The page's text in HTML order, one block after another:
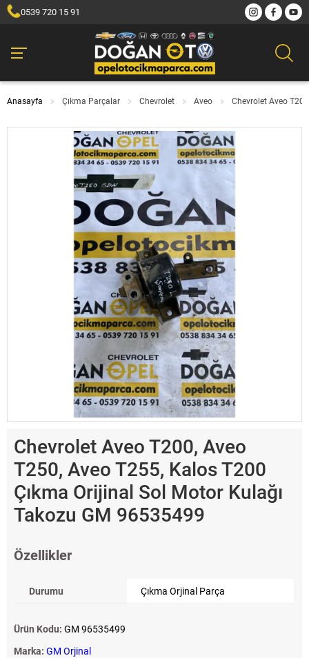
0539 720 15 91
Anasayfa Çıkma Parçalar Chevrolet Aveo Chevrolet Aveo
Chevrolet Aveo T200, Aveo
T250, Aveo T255, Kalos T200
Çıkma Orijinal Sol Motor Kulağı
Takozu GM 96535499
Özellikler
Durumu Çıkma Orjinal Parça
Ürün Kodu: GM 96535499
Marka: GM Orjinal